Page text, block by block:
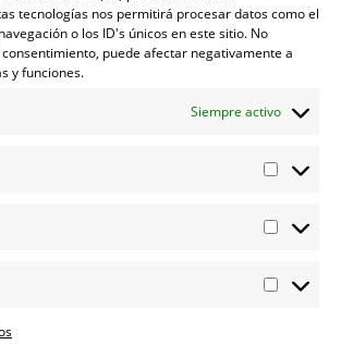
tecnologías nos permitirá procesar datos como el
o los ID's únicos en este sitio. No
puede afectar negativamente a
y funciones.
Siempre activo
más duros y resistentes